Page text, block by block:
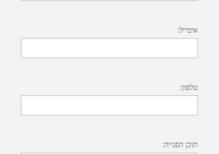
אימייל:
טלפון:
תוכן הפנייה: